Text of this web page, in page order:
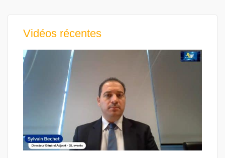
Vidéos récentes